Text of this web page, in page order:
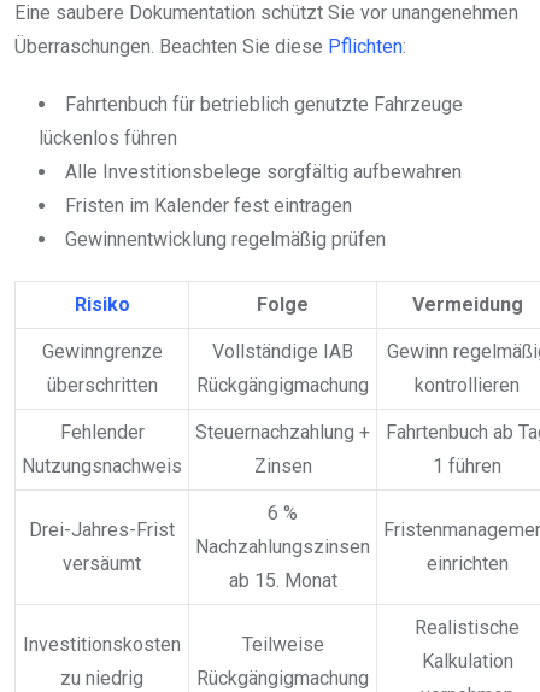
Eine saubere Dokumentation schützt Sie vor unangenehmen
Überraschungen. Beachten Sie diese Pflichten:
Fahrtenbuch für betrieblich genutzte Fahrzeuge
lückenlos führen
Alle Investitionsbelege sorgfältig aufbewahren
Fristen im Kalender fest eintragen
Gewinnentwicklung regelmäßig prüfen
Risiko Folge Vermeidung
Gewinngrenze
überschritten
Vollständige IAB
Rückgängigmachung
Gewinn
kontrollieren
Fehlender
Nutzungsnachweis
Steuernachzahlung +
Zinsen
Fahrtenbuch ab
1 führen
Drei-Jahres-Frist
versäumt
6 %
Nachzahlungszinsen
ab 15. Monat
einrichten
Investitionskosten
zu niedrig
Teilweise
Rückgängigmachung
Realistische
Kalkulation